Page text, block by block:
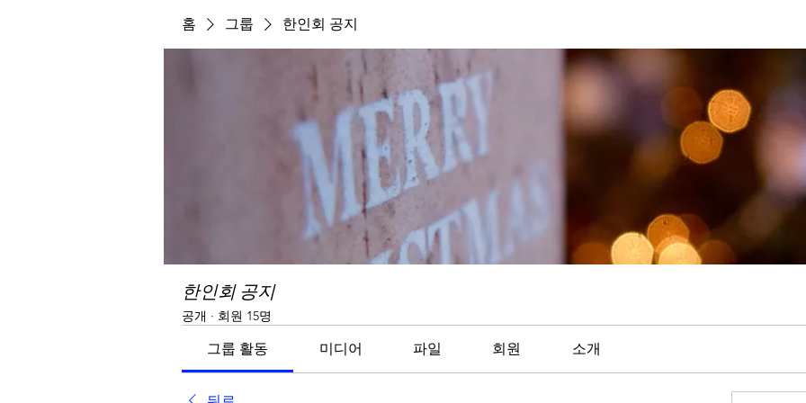
홈 그룹 한인회 공지
한인회 공지
공개 · 회원 15명
그룹 활동 미디어 파일 회원 소개